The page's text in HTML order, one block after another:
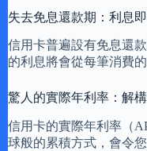
失去免息還款期：利息
信用卡普遍設有免息還
的利息將會從每筆消費
驚人的實際年利率：解
信用卡的實際年利率（
球般的累積方式，會令